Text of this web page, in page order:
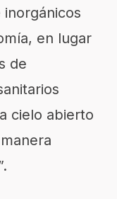
inorgánicos
en lugar
de
cielo abierto